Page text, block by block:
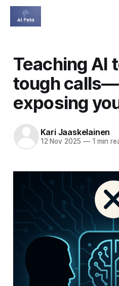
Teaching AI
tough
exposing
Kari Jaaskelainen
12 Nov 2025 —1 min